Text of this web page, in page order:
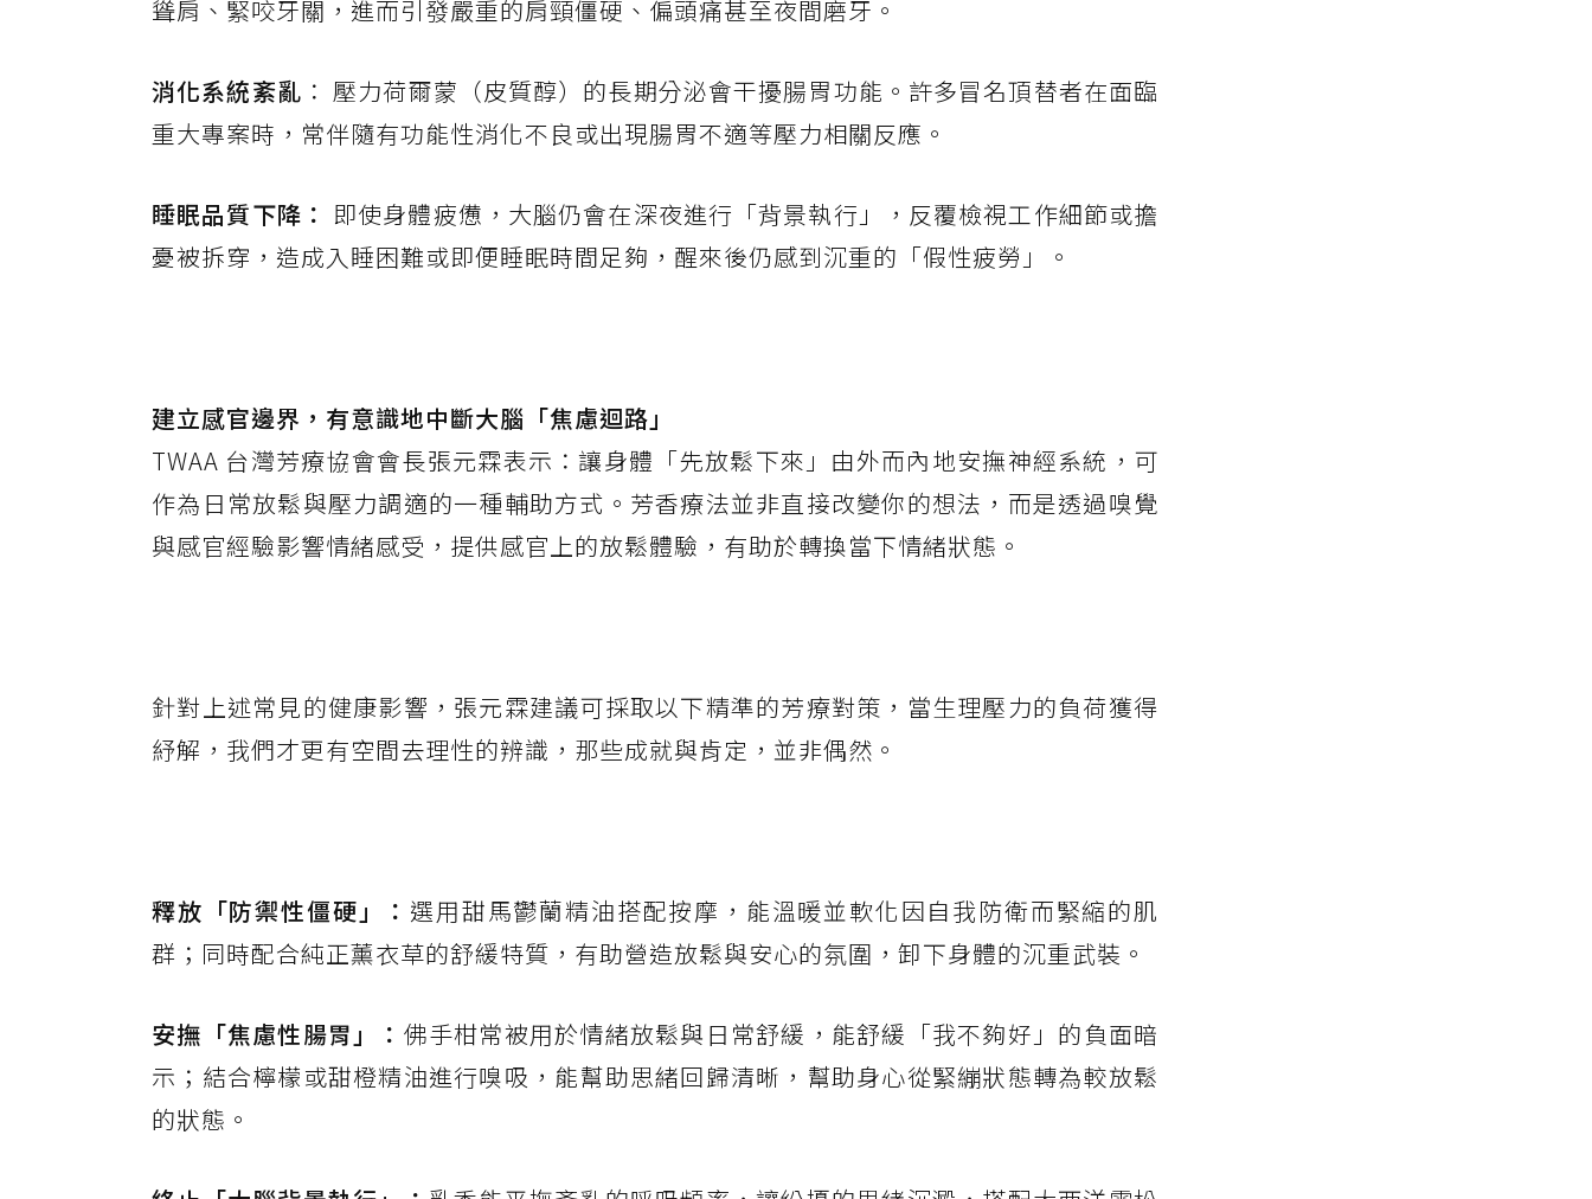
聳肩、緊咬牙關，進而引發嚴重的肩頸僵硬、偏頭痛甚至夜間磨牙。
消化系統紊亂 ： 壓力荷爾蒙（皮質醇）的長期分泌會干擾腸胃功能。許多冒名頂替者在面臨
重大專案時，常伴隨有功能性消化不良或出現腸胃不適等壓力相關反應。
睡眠品質下降： 即使身體疲憊，大腦仍會在深夜進行「背景執行」，反覆檢視工作細節或擔
憂被拆穿，造成入睡困難或即便睡眠時間足夠，醒來後仍感到沉重的「假性疲勞」。
建立感官邊界，有意識地中斷大腦「焦慮迴路」
TWAA 台灣芳療協會會長張元霖表示：讓身體「先放鬆下來」由外而內地安撫神經系統，可
作為日常放鬆與壓力調適的一種輔助方式。芳香療法並非直接改變你的想法，而是透過嗅覺
與感官經驗影響情緒感受，提供感官上的放鬆體驗，有助於轉換當下情緒狀態。
針對上述常見的健康影響，張元霖建議可採取以下精準的芳療對策，當生理壓力的負荷獲得
紓解，我們才更有空間去理性的辨識，那些成就與肯定，並非偶然。
釋放「防禦性僵硬」： 選用甜馬鬱蘭精油搭配按摩，能溫暖並軟化因自我防衛而緊縮的肌
群；同時配合純正薰衣草的舒緩特質，有助營造放鬆與安心的氛圍，卸下身體的沉重武裝。
安撫「焦慮性腸胃」： 佛手柑常被用於情緒放鬆與日常舒緩，能舒緩「我不夠好」的負面暗
示；結合檸檬或甜橙精油進行嗅吸，能幫助思緒回歸清晰，幫助身心從緊繃狀態轉為較放鬆
的狀態。